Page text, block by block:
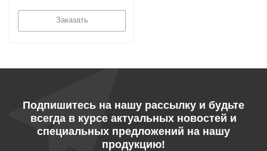
Заказать
Подпишитесь на нашу рассылку и будьте
всегда в курсе актуальных новостей и
специальных предложений на нашу
продукцию!